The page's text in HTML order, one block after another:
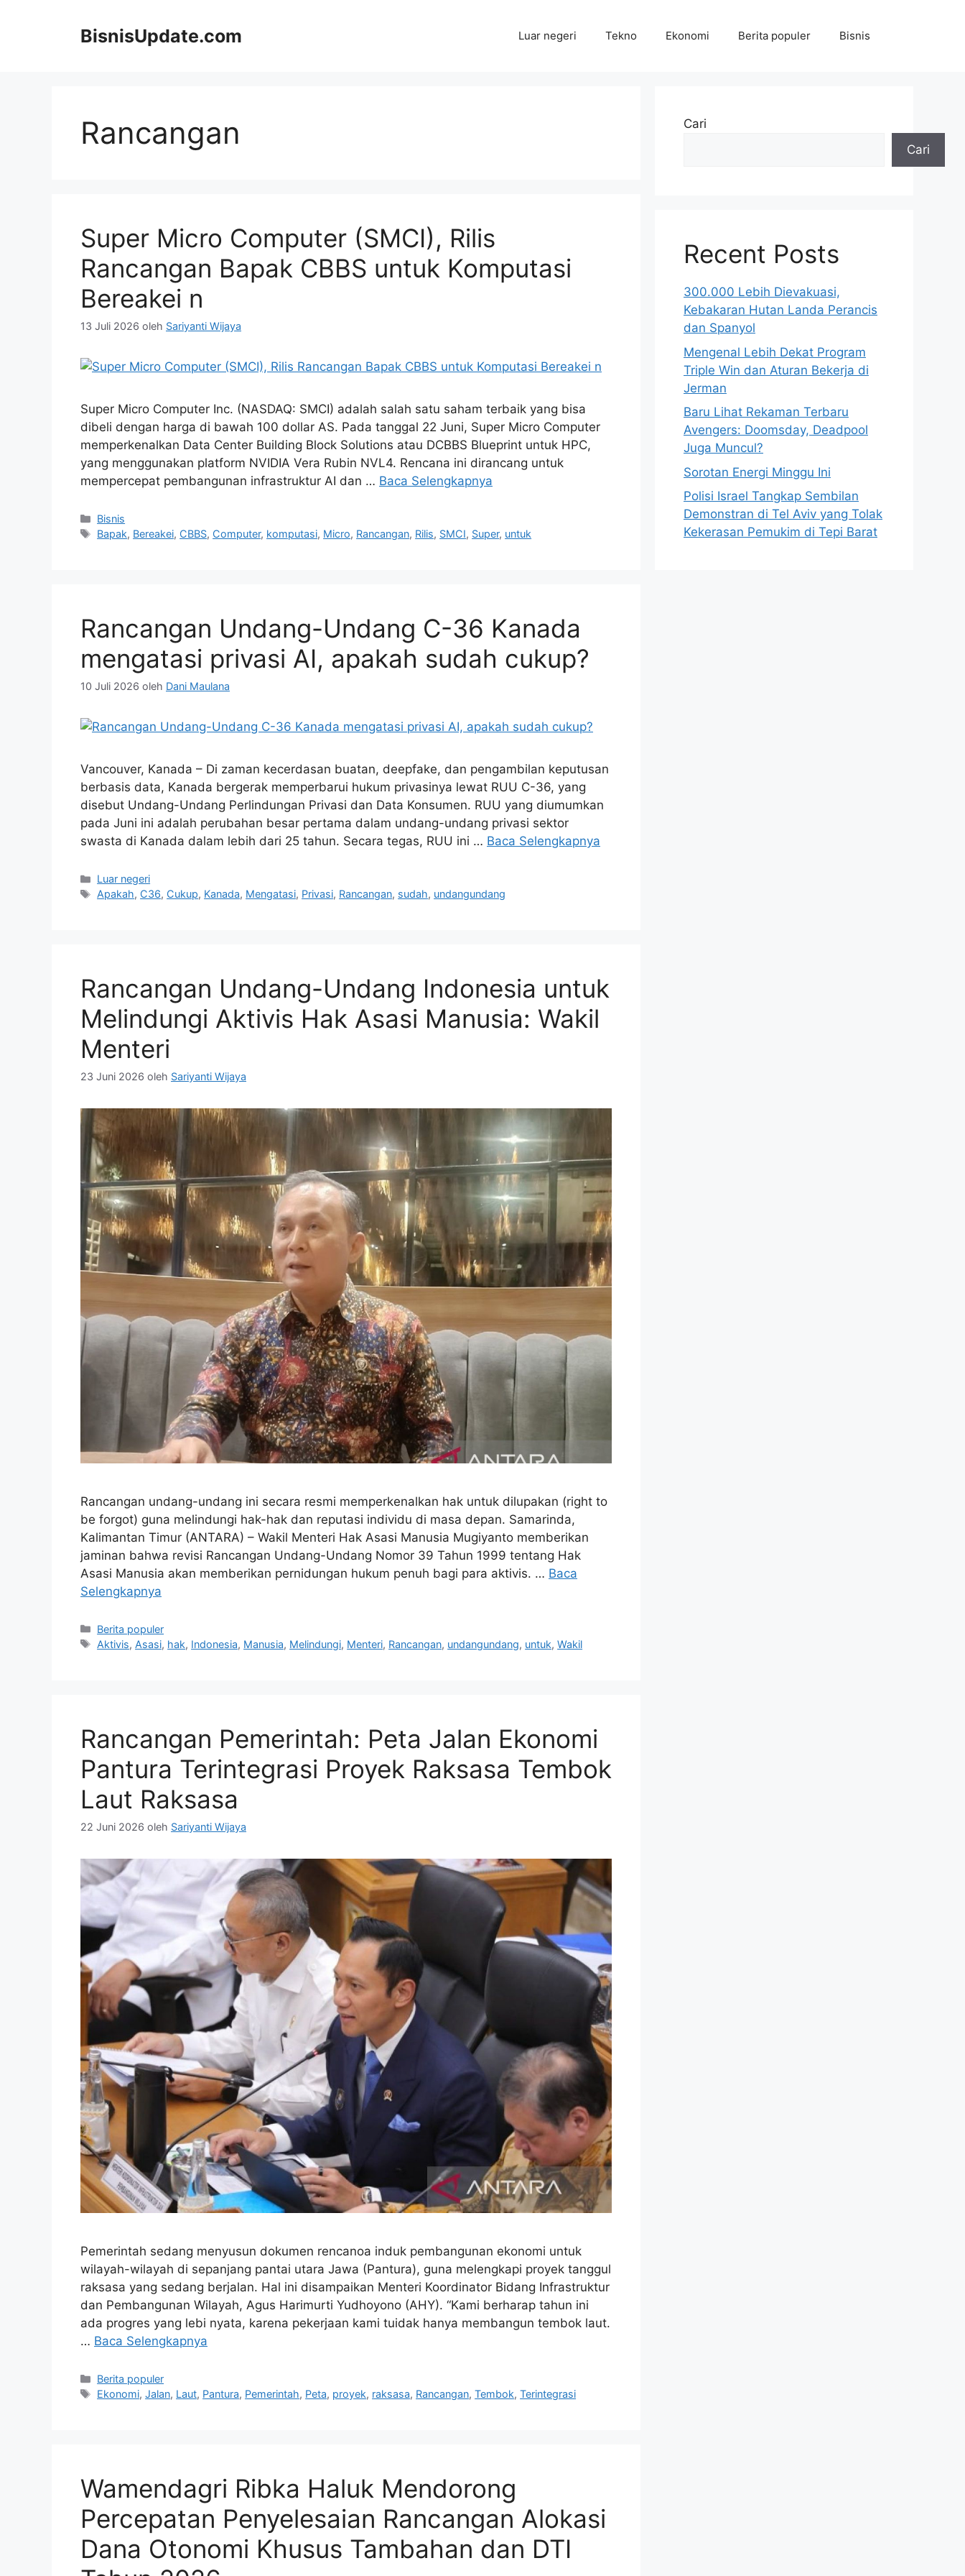
BisnisUpdate.com Luar negeri Tekno Ekonomi Berita populer Bisnis
Rancangan
Super Micro Computer (SMCI), Rilis
Rancangan Bapak CBBS untuk Komputasi
Bereakei n
13 Juli 2026 oleh Sariyanti Wijaya
Super Micro Computer Inc. (NASDAQ: SMCI) adalah salah satu saham terbaik yang bisa
dibeli dengan harga di bawah 100 dollar AS. Pada tanggal 22 Juni, Super Micro Computer
memperkenalkan Data Center Building Block Solutions atau DCBBS Blueprint untuk HPC,
yang menggunakan platform NVIDIA Vera Rubin NVL4. Rencana ini dirancang untuk
mempercepat pembangunan infrastruktur AI dan … Baca Selengkapnya
Kategori
Bisnis
Tag
Bapak, Bereakei, CBBS, Computer, komputasi, Micro, Rancangan, Rilis, SMCI, Super, untuk
Rancangan Undang-Undang C-36 Kanada
mengatasi privasi AI, apakah sudah cukup?
10 Juli 2026 oleh Dani Maulana
Vancouver, Kanada – Di zaman kecerdasan buatan, deepfake, dan pengambilan keputusan
berbasis data, Kanada bergerak memperbarui hukum privasinya lewat RUU C-36, yang
disebut Undang-Undang Perlindungan Privasi dan Data Konsumen. RUU yang diumumkan
pada Juni ini adalah perubahan besar pertama dalam undang-undang privasi sektor
swasta di Kanada dalam lebih dari 25 tahun. Secara tegas, RUU ini … Baca Selengkapnya
Kategori
Luar negeri
Tag
Apakah, C36, Cukup, Kanada, Mengatasi, Privasi, Rancangan, sudah, undangundang
Rancangan Undang-Undang Indonesia untuk
Melindungi Aktivis Hak Asasi Manusia: Wakil
Menteri
23 Juni 2026 oleh Sariyanti Wijaya
Rancangan undang-undang ini secara resmi memperkenalkan hak untuk dilupakan (right to
be forgot) guna melindungi hak-hak dan reputasi individu di masa depan. Samarinda,
Kalimantan Timur (ANTARA) – Wakil Menteri Hak Asasi Manusia Mugiyanto memberikan
jaminan bahwa revisi Rancangan Undang-Undang Nomor 39 Tahun 1999 tentang Hak
Asasi Manusia akan memberikan pernidungan hukum penuh bagi para aktivis. … Baca
Selengkapnya
Kategori
Berita populer
Tag
Aktivis, Asasi, hak, Indonesia, Manusia, Melindungi, Menteri, Rancangan, undangundang, untuk,Wakil
Rancangan Pemerintah: Peta Jalan Ekonomi
Pantura Terintegrasi Proyek Raksasa Tembok
Laut Raksasa
22 Juni 2026 oleh Sariyanti Wijaya
Pemerintah sedang menyusun dokumen rencanoa induk pembangunan ekonomi untuk
wilayah-wilayah di sepanjang pantai utara Jawa (Pantura), guna melengkapi proyek tanggul
raksasa yang sedang berjalan. Hal ini disampaikan Menteri Koordinator Bidang Infrastruktur
dan Pembangunan Wilayah, Agus Harimurti Yudhoyono (AHY). “Kami berharap tahun ini
ada progres yang lebi nyata, karena pekerjaan kami tuidak hanya membangun tembok laut.
… Baca Selengkapnya
Kategori
Berita populer
Tag
Ekonomi,Jalan, Laut, Pantura, Pemerintah, Peta, proyek, raksasa, Rancangan,Tembok,Terintegrasi
Wamendagri Ribka Haluk Mendorong
Percepatan Penyelesaian Rancangan Alokasi
Dana Otonomi Khusus Tambahan dan DTI
Cari
Cari
Recent Posts
300.000 Lebih Dievakuasi,
Kebakaran Hutan Landa Perancis
dan Spanyol
Mengenal Lebih Dekat Program
Triple Win dan Aturan Bekerja di
Jerman
Baru Lihat Rekaman Terbaru
Avengers: Doomsday, Deadpool
Juga Muncul?
Sorotan Energi Minggu Ini
Polisi Israel Tangkap Sembilan
Demonstran di Tel Aviv yang Tolak
Kekerasan Pemukim di Tepi Barat